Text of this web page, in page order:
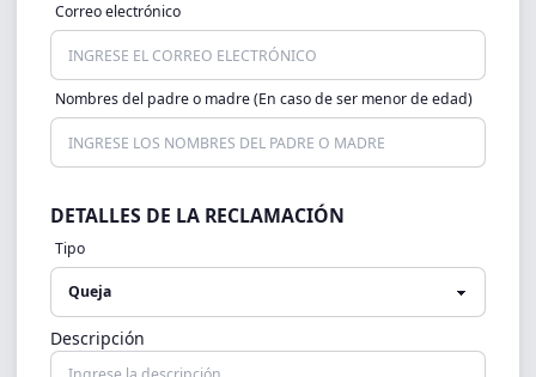
Correo electrónico
Nombres del padre o madre (En caso de ser menor de edad)
DETALLES DE LA RECLAMACIÓN
Tipo
Descripción